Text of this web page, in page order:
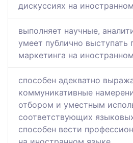
дискуссиях на
выполняет научные,
умеет публично выступать
маркетинга на
способен адекватно
коммуникативные
отбором и уместным
соответствующих
способен вести